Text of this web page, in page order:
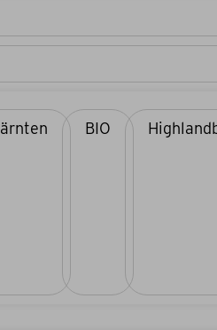
BIO